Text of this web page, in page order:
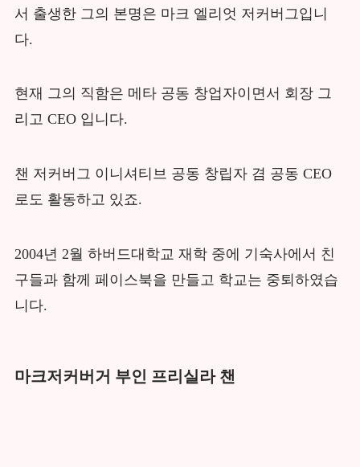
서 출생한 그의 본명은 마크 엘리엇 저커버그입니
다.
현재 그의 직함은 메타 공동 창업자이면서 회장 그
리고 CEO 입니다.
챈 저커버그 이니셔티브 공동 창립자 겸 공동 CEO
로도 활동하고 있죠.
2004년 2월 하버드대학교 재학 중에 기숙사에서 친
구들과 함께 페이스북을 만들고 학교는 중퇴하였습
니다.
마크저커버거 부인 프리실라 챈